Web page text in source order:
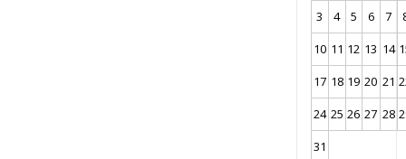
3
4 5 6 7
10 11 12 13 14
17 18 19 20 21
24 25 26 27 28
31